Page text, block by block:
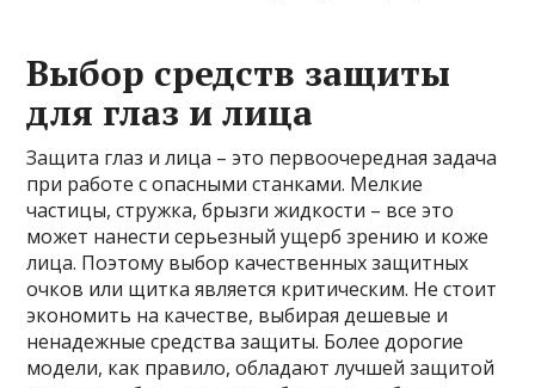
Выбор средств защиты
для глаз и лица
Защита глаз и лица – это первоочередная задача
при работе с опасными станками. Мелкие
частицы, стружка, брызги жидкости – все это
может нанести серьезный ущерб зрению и коже
лица. Поэтому выбор качественных защитных
очков или щитка является критическим. Не стоит
экономить на качестве, выбирая дешевые и
ненадежные средства защиты. Более дорогие
модели, как правило, обладают лучшей защитой